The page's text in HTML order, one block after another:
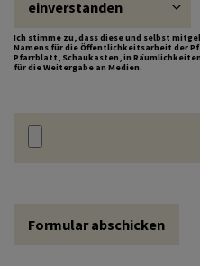
Ich stimme zu, dass diese und selbst
Namens für die Öffentlichkeitsarbeit der
Pfarrblatt, Schaukasten, in
für die Weitergabe an Medien.